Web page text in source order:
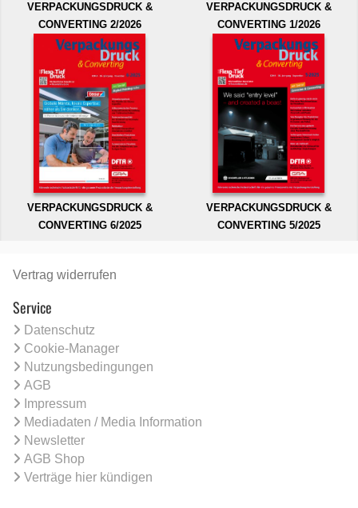
VERPACKUNGSDRUCK &
CONVERTING 2/2026
VERPACKUNGSDRUCK &
CONVERTING 1/2026
VERPACKUNGSDRUCK &
CONVERTING 6/2025
VERPACKUNGSDRUCK &
CONVERTING 5/2025
Vertrag widerrufen
Service
Datenschutz
Cookie-Manager
Nutzungsbedingungen
AGB
Impressum
Mediadaten / Media Information
Newsletter
AGB Shop
Verträge hier kündigen